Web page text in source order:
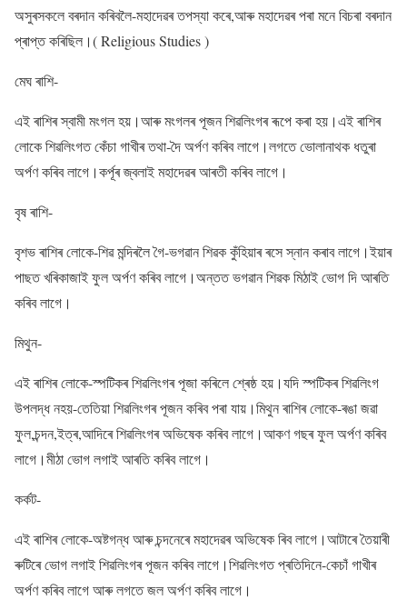
অসুৰসকলে বৰদান কৰিবলৈ-মহাদেৱৰ তপস্যা কৰে,আৰু মহাদেৱৰ পৰা মনে বিচৰা বৰদান
প্ৰাপ্ত কৰিছিল।( Religious Studies )
মেঘ ৰাশি-
এই ৰাশিৰ স্বামী মংগল হয়।আৰু মংগলৰ পূজন শিৱলিংগৰ ৰূপে কৰা হয়।এই ৰাশিৰ
লোকে শিৱলিংগত কেঁচা গাখীৰ তথা-দৈ অৰ্পণ কৰিব লাগে।লগতে ভোলানাথক ধতুৰা
অৰ্পণ কৰিব লাগে।কৰ্পূৰ জ্বলাই মহাদেৱৰ আৰতী কৰিব লাগে।
বৃষ ৰাশি-
বৃশভ ৰাশিৰ লোকে-শিৱ মন্দিৰলৈ গৈ-ভগৱান শিৱক কুঁহিয়াৰ ৰসে স্নান কৰাব লাগে।ইয়াৰ
পাছত খৰিকাজাই ফুল অৰ্পণ কৰিব লাগে।অন্তত ভগৱান শিৱক মিঠাই ভোগ দি আৰতি
কৰিব লাগে।
মিথুন-
এই ৰাশিৰ লোকে-স্পটিকৰ শিৱলিংগৰ পূজা কৰিলে শ্ৰেষ্ঠ হয়।যদি স্পটিকৰ শিৱলিংগ
উপলদ্ধ নহয়-তেতিয়া শিৱলিংগৰ পূজন কৰিব পৰা যায়।মিথুন ৰাশিৰ লোকে-ৰঙা জৱা
ফুল,চন্দন,ইত্ৰ,আদিৰে শিৱলিংগৰ অভিষেক কৰিব লাগে।আকণ গছৰ ফুল অৰ্পণ কৰিব
লাগে।মীঠা ভোগ লগাই আৰতি কৰিব লাগে।
কৰ্কট-
এই ৰাশিৰ লোকে-অষ্টগন্ধ আৰু চন্দনেৰে মহাদেৱৰ অভিষেক ৰিব লাগে।আটাৰে তৈয়াৰী
ৰুটিৰে ভোগ লগাই শিৱলিংগৰ পূজন কৰিব লাগে।শিৱলিংগত প্ৰতিদিনে-কেচাঁ গাখীৰ
অৰ্পণ কৰিব লাগে আৰু লগতে জল অৰ্পণ কৰিব লাগে।